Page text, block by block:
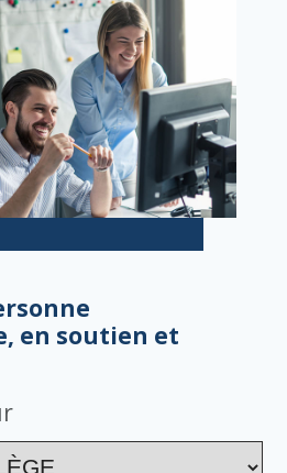
en soutien et